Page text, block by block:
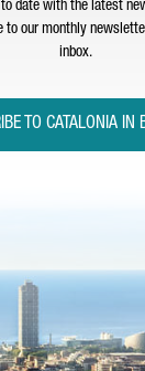
date with the latest
to our monthly
inbox.
TO CATALONIA IN